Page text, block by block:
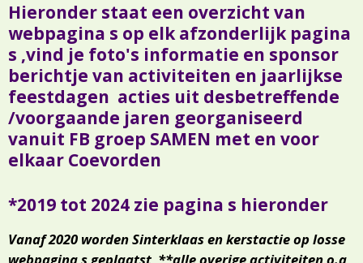
Hieronder staat een overzicht van
webpagina s op elk afzonderlijk pagina
s ,vind je foto's informatie en sponsor
berichtje van activiteiten en jaarlijkse
feestdagen acties uit desbetreffende
/voorgaande jaren georganiseerd
vanuit FB groep SAMEN met en voor
elkaar Coevorden
*2019 tot 2024 zie pagina s hieronder
Vanaf 2020 worden Sinterklaas en kerstactie op losse